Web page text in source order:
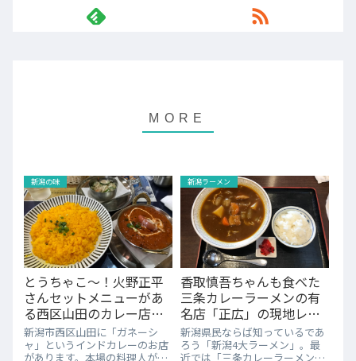
新潟の味
とうちゃこ～！火野正平
さんセットメニューがあ
る西区山田のカレー店
「ガネーシャ」
新潟市西区山田に「ガネーシ
ャ」というインドカレーのお店
があります。本場の料理人が作
新潟ラーメン
香取慎吾ちゃんも食べた
三条カレーラーメンの有
名店「正広」の現地レポ
ート
新潟県民ならば知っているであ
ろう「新潟4大ラーメン」。最
近では「三条カレーラーメン」